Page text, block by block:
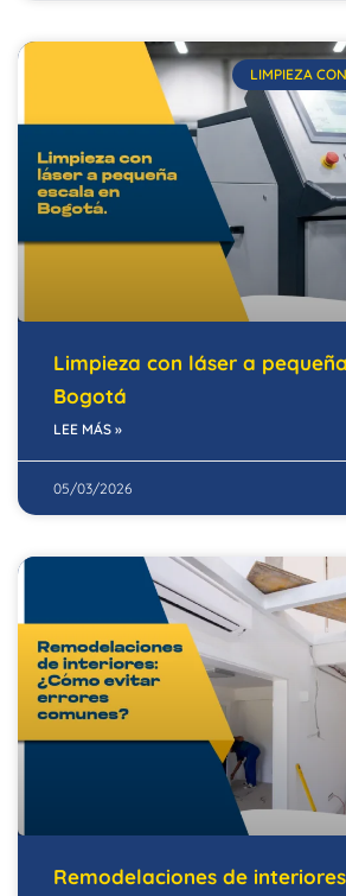
LIMPIEZA
Limpieza con láser a
Bogotá
LEE MÁS »
05/03/2026
Remodelaciones de